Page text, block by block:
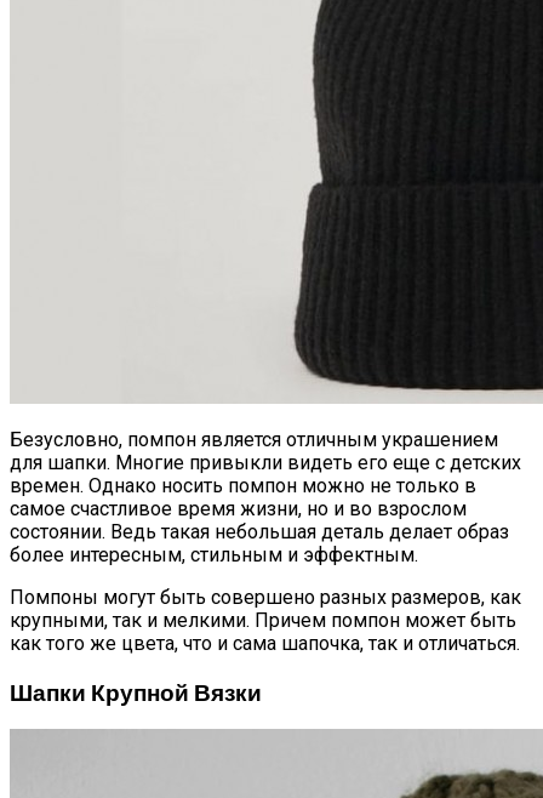
Безусловно, помпон является отличным украшением
для шапки. Многие привыкли видеть его еще с детских
времен. Однако носить помпон можно не только в
самое счастливое время жизни, но и во взрослом
состоянии. Ведь такая небольшая деталь делает образ
более интересным, стильным и эффектным.
Помпоны могут быть совершено разных размеров, как
крупными, так и мелкими. Причем помпон может быть
как того же цвета, что и сама шапочка, так и отличаться.
Шапки Крупной Вязки